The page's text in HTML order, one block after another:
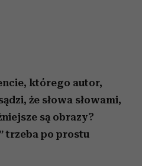
którego autor,
że słowa słowami,
są obrazy?
trzeba po prostu